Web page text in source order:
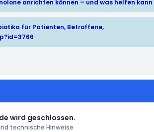
anrichten können – und was helfen kann
für Patienten, Betroffene,
wird geschlossen.
technische Hinweise